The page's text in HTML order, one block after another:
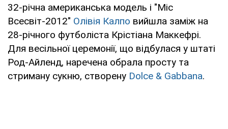
32-річна американська модель і "Міс
Всесвіт-2012" Олівія Калпо вийшла заміж на
28-річного футболіста Крістіана Маккефрі.
Для весільної церемонії, що відбулася у штаті
Род-Айленд, наречена обрала просту та
стриману сукню, створену Dolce & Gabbana.